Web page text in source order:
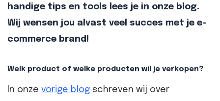
handige tips en tools lees je in onze blog.
Wij wensen jou alvast veel succes met je e-
commerce brand!
Welk product of welke producten wil je verkopen?
In onze vorige blog schreven wij over